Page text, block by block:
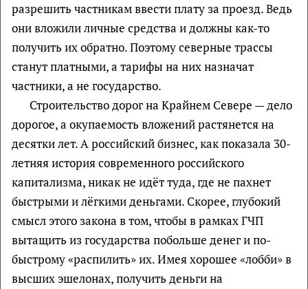
разрешить частникам ввести плату за проезд. Ведь
они вложили личные средства и должны как-то
получить их обратно. Поэтому северные трассы
станут платными, а тарифы на них назначат
частники, а не государство.
Строительство дорог на Крайнем Севере — дело
дорогое, а окупаемость вложений растянется на
десятки лет. А российский бизнес, как показала 30-
летняя история современного российского
капитализма, никак не идёт туда, где не пахнет
быстрыми и лёгкими деньгами. Скорее, глубокий
смысл этого закона в том, чтобы в рамках ГЧП
вытащить из государства побольше денег и по-
быстрому «распилить» их. Имея хорошее «лобби» в
высших эшелонах, получить деньги на